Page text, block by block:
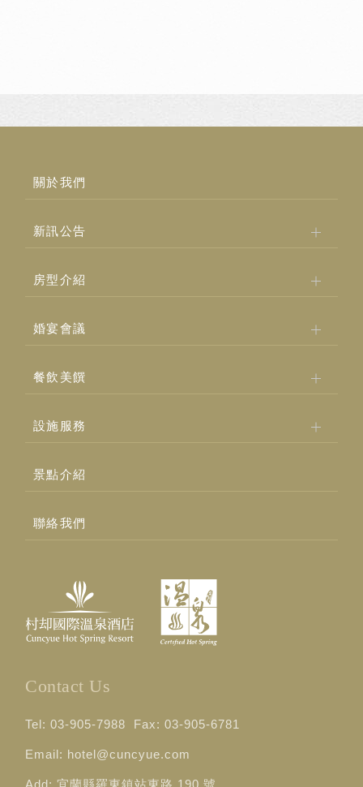
Contact Us
Tel: 03-905-7988 Fax: 03-905-6781
Email: hotel@cuncyue.com
關於我們
新訊公告
房型介紹
婚宴會議
餐飲美饌
設施服務
景點介紹
聯絡我們